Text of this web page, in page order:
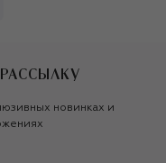
новинках и